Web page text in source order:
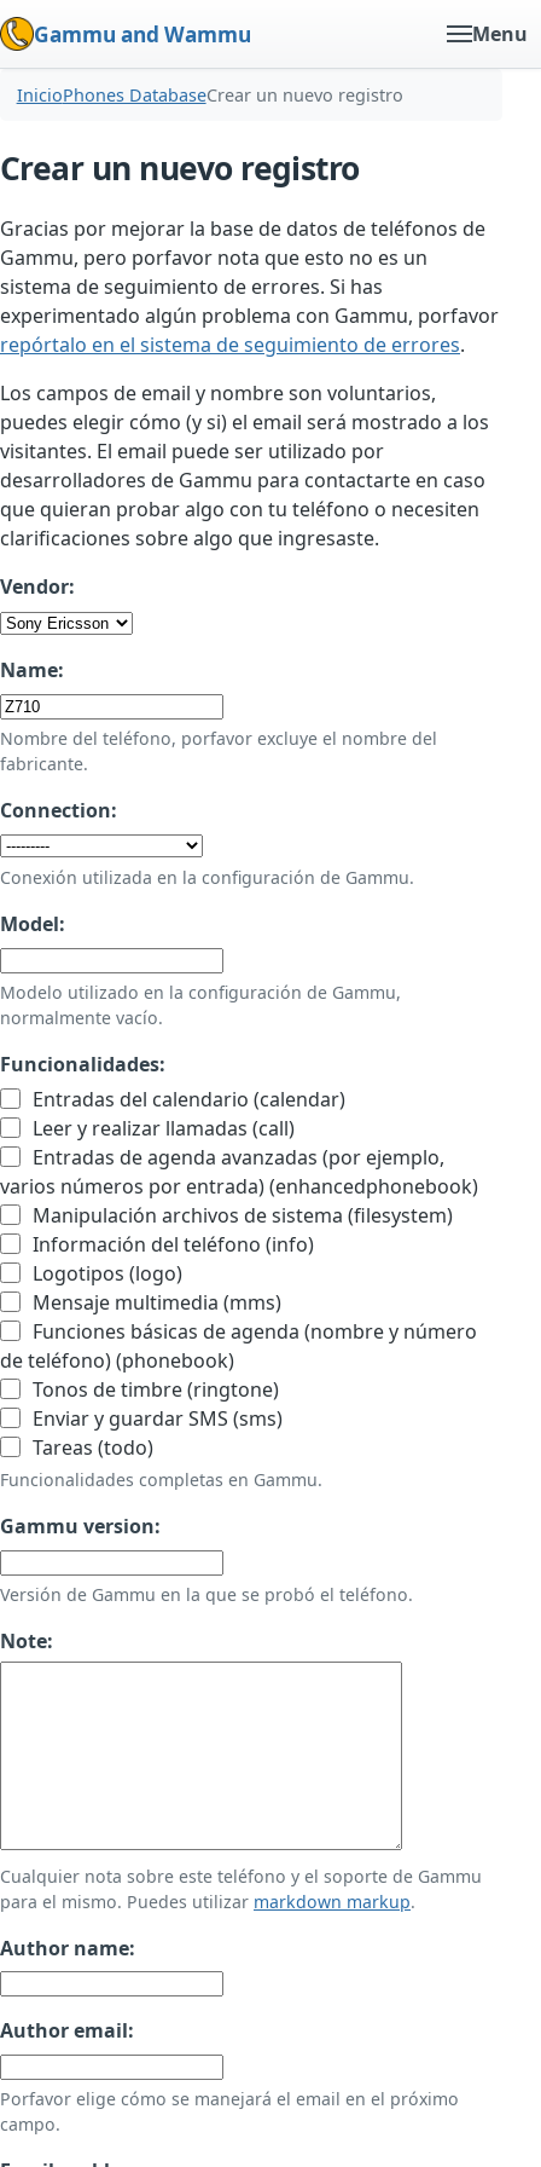
Gammu and Wammu Menu
InicioPhones DatabaseCrear un nuevo registro
Crear un nuevo registro
Gracias por mejorar la base de datos de teléfonos de
Gammu, pero porfavor nota que esto no es un
sistema de seguimiento de errores. Si has
experimentado algún problema con Gammu, porfavor
repórtalo en el sistema de seguimiento de errores.
Los campos de email y nombre son voluntarios,
puedes elegir cómo (y si) el email será mostrado a los
visitantes. El email puede ser utilizado por
desarrolladores de Gammu para contactarte en caso
que quieran probar algo con tu teléfono o necesiten
clarificaciones sobre algo que ingresaste.
Vendor:
Name:
Nombre del teléfono, porfavor excluye el nombre del
fabricante.
Connection:
Conexión utilizada en la configuración de Gammu.
Model:
Modelo utilizado en la configuración de Gammu,
normalmente vacío.
Funcionalidades:
Entradas del calendario (calendar)
Leer y realizar llamadas (call)
Entradas de agenda avanzadas (por ejemplo,
varios números por entrada) (enhancedphonebook)
Manipulación archivos de sistema (filesystem)
Información del teléfono (info)
Logotipos (logo)
Mensaje multimedia (mms)
Funciones básicas de agenda (nombre y número
de teléfono) (phonebook)
Tonos de timbre (ringtone)
Enviar y guardar SMS (sms)
Tareas (todo)
Funcionalidades completas en Gammu.
Gammu version:
Versión de Gammu en la que se probó el teléfono.
Note:
Cualquier nota sobre este teléfono y el soporte de Gammu
para el mismo. Puedes utilizar markdown markup.
Author name:
Author email:
Porfavor elige cómo se manejará el email en el próximo
campo.